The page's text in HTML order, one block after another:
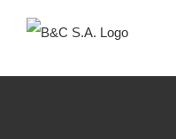
content